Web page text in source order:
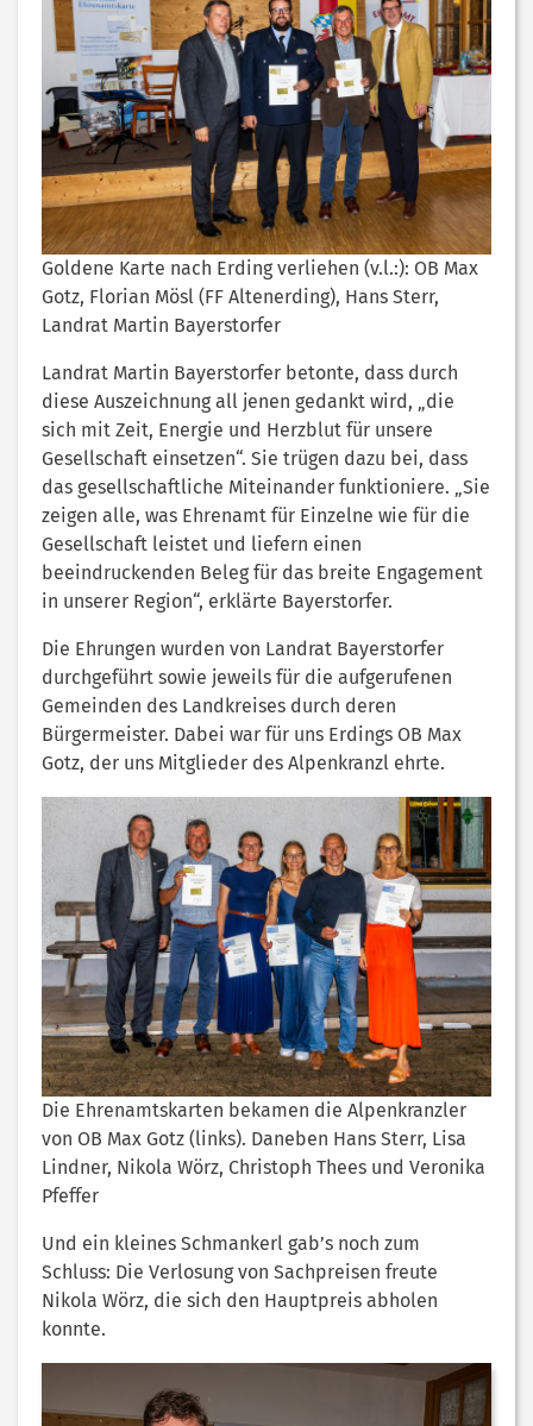
Goldene Karte nach Erding verliehen (v.l.:): OB Max
Gotz, Florian Mösl (FF Altenerding), Hans Sterr,
Landrat Martin Bayerstorfer
Landrat Martin Bayerstorfer betonte, dass durch
diese Auszeichnung all jenen gedankt wird, „die
sich mit Zeit, Energie und Herzblut für unsere
Gesellschaft einsetzen“. Sie trügen dazu bei, dass
das gesellschaftliche Miteinander funktioniere. „Sie
zeigen alle, was Ehrenamt für Einzelne wie für die
Gesellschaft leistet und liefern einen
beeindruckenden Beleg für das breite Engagement
in unserer Region“, erklärte Bayerstorfer.
Die Ehrungen wurden von Landrat Bayerstorfer
durchgeführt sowie jeweils für die aufgerufenen
Gemeinden des Landkreises durch deren
Bürgermeister. Dabei war für uns Erdings OB Max
Gotz, der uns Mitglieder des Alpenkranzl ehrte.
Die Ehrenamtskarten bekamen die Alpenkranzler
von OB Max Gotz (links). Daneben Hans Sterr, Lisa
Lindner, Nikola Wörz, Christoph Thees und Veronika
Pfeffer
Und ein kleines Schmankerl gab’s noch zum
Schluss: Die Verlosung von Sachpreisen freute
Nikola Wörz, die sich den Hauptpreis abholen
konnte.